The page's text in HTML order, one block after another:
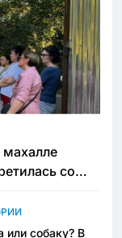
махалле
со
или собаку? В